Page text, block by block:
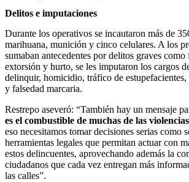
Delitos e imputaciones
Durante los operativos se incautaron más de
marihuana, munición y cinco celulares. A los
sumaban antecedentes por delitos graves
extorsión y hurto, se les imputaron los cargos
delinquir, homicidio, tráfico de estupefacientes,
y falsedad marcaria.
Restrepo aseveró: “También hay un mensaje
es el combustible de muchas de las
eso necesitamos tomar decisiones serias como
herramientas legales que permitan actuar con
estos delincuentes, aprovechando además la
ciudadanos que cada vez entregan más
las calles”.